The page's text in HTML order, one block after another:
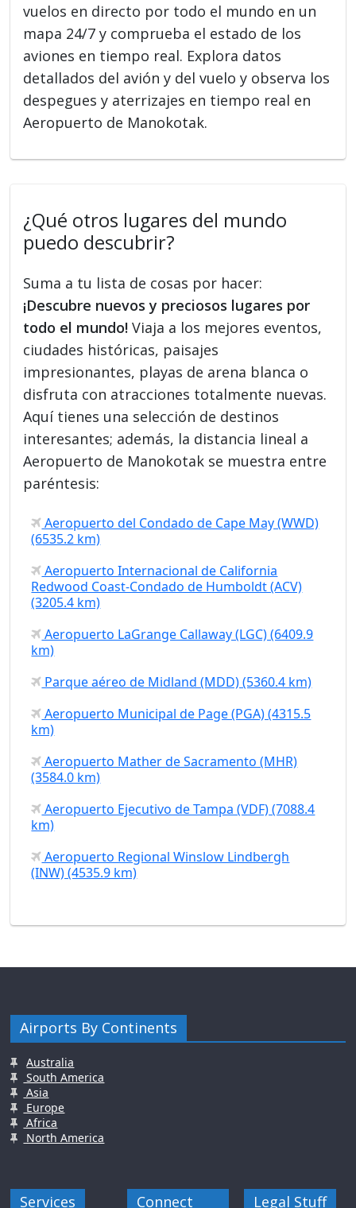
vuelos en directo por todo el mundo en un
mapa 24/7 y comprueba el estado de los
aviones en tiempo real. Explora datos
detallados del avión y del vuelo y observa los
despegues y aterrizajes en tiempo real en
Aeropuerto de Manokotak.
¿Qué otros lugares del mundo
puedo descubrir?
Suma a tu lista de cosas por hacer:
¡Descubre nuevos y preciosos lugares por
todo el mundo! Viaja a los mejores eventos,
ciudades históricas, paisajes
impresionantes, playas de arena blanca o
disfruta con atracciones totalmente nuevas.
Aquí tienes una selección de destinos
interesantes; además, la distancia lineal a
Aeropuerto de Manokotak se muestra entre
paréntesis:
Aeropuerto del Condado de Cape May (WWD)
(6535.2 km)
Aeropuerto Internacional de California
Redwood Coast-Condado de Humboldt (ACV)
(3205.4 km)
Aeropuerto LaGrange Callaway (LGC) (6409.9
km)
Parque aéreo de Midland (MDD) (5360.4 km)
Aeropuerto Municipal de Page (PGA) (4315.5
km)
Aeropuerto Mather de Sacramento (MHR)
(3584.0 km)
Aeropuerto Ejecutivo de Tampa (VDF) (7088.4
km)
Aeropuerto Regional Winslow Lindbergh
(INW) (4535.9 km)
Airports By Continents
Australia
South America
Asia
Europe
Africa
North America
Services Connect Legal Stuff